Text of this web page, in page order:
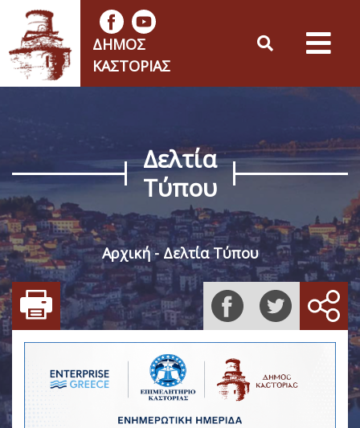
ΔΉΜΟΣ
ΚΑΣΤΟΡΙΆΣ
Δελτία
Τύπου
Αρχική Δελτία Τύπου